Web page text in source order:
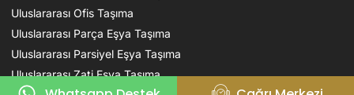
Uluslararası Ofis Taşıma
Uluslararası Parça Eşya Taşıma
Uluslararası Parsiyel Eşya Taşıma
Uluslararası Zati Eşya Taşıma